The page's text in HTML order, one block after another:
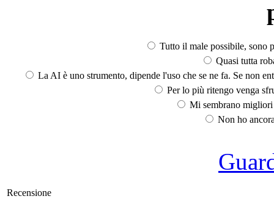
Tutto il male possibile, sono
Quasi tutta
La AI è uno strumento, dipende l'uso che se ne fa. Se non
Per lo più ritengo venga
Mi sembrano
Non ho
Recensione